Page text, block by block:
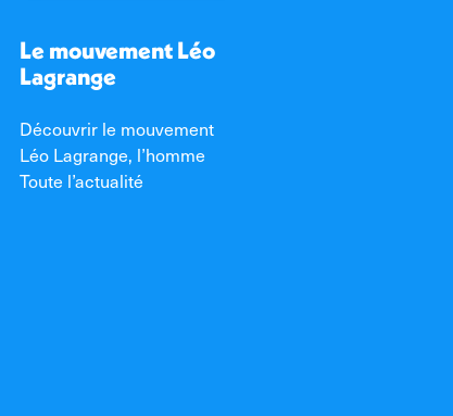
Le mouvement Léo
Lagrange
Découvrir le mouvement
Léo Lagrange, l’homme
Toute l’actualité